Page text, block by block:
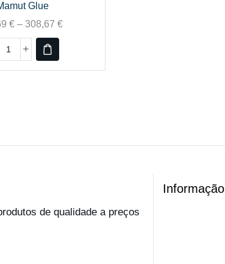
Glue
€– 308,67 €
de qualidade a preços
Informação